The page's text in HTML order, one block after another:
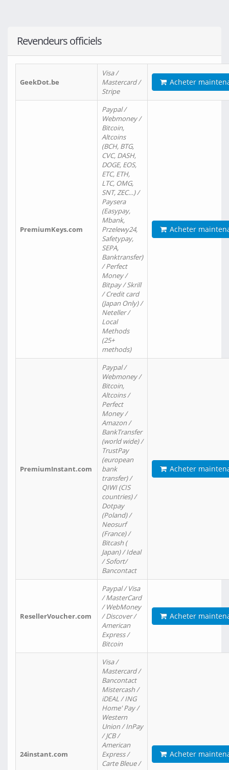
Revendeurs officiels
GeekDot.be
Visa /
Mastercard /
Stripe
Acheter
PremiumKeys.com
Paypal /
Webmoney /
Bitcoin,
Altcoins
(BCH, BTG,
CVC, DASH,
DOGE, EOS,
ETC, ETH,
LTC, OMG,
SNT, ZEC…) /
Paysera
(Easypay,
Mbank,
Przelewy24,
Safetypay,
SEPA,
Banktransfer)
/ Perfect
Money /
Bitpay / Skrill
/ Credit card
(Japan Only) /
Neteller /
Local
Methods
(25+
methods)
Acheter
PremiumInstant.com
Paypal /
Webmoney /
Bitcoin,
Altcoins /
Perfect
Money /
Amazon /
BankTransfer
(world wide) /
TrustPay
(european
bank
transfer) /
QIWI (CIS
countries) /
Dotpay
(Poland) /
Neosurf
(France) /
Bitcash (
Japan) / Ideal
/ Sofort/
Bancontact
Acheter
ResellerVoucher.com
Paypal / Visa
/ MasterCard
/ WebMoney
/ Discover /
American
Express /
Bitcoin
Acheter
24instant.com
Visa /
Mastercard /
Bancontact
Mistercash /
iDEAL / ING
Home' Pay /
Western
Union / InPay
/ JCB /
American
Express /
Carte Bleue /
Acheter